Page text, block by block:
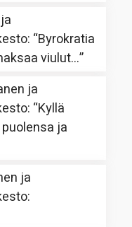
: “Byrokratia
viulut…”
ja
: “Kyllä
ja
ja
: